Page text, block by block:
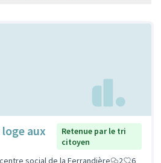
aux
Retenue par le tri
citoyen
social de la Ferrandière
2 6